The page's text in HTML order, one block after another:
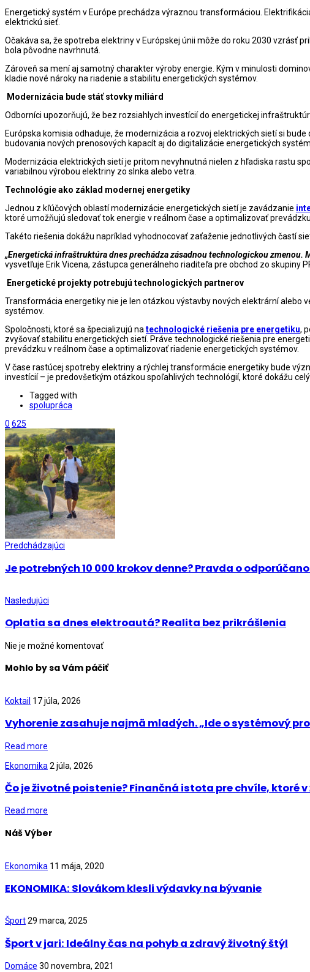
Energetický systém v Európe prechádza výraznou transformáciou.
elektrickú sieť.
Očakáva sa, že spotreba elektriny v Európskej únii môže do roku 2030 vzrásť
bola pôvodne navrhnutá.
Zároveň sa mení aj samotný charakter výroby energie. Kým v minulosti
kladie nové nároky na riadenie a stabilitu energetických systémov.
Modernizácia bude stáť stovky miliárd
Odborníci upozorňujú, že bez rozsiahlych investícií do energetickej
Európska komisia odhaduje, že modernizácia a rozvoj elektrických sietí si
budovania nových prenosových kapacít aj do digitalizácie energetických
Modernizácia elektrických sietí je pritom nevyhnutná nielen z hľadiska rastu
variabilnou výrobou elektriny zo slnka alebo vetra.
Technológie ako základ modernej energetiky
Jednou z kľúčových oblastí modernizácie energetických sietí je zavádzanie
ktoré umožňujú sledovať tok energie v reálnom čase a optimalizovať
Takéto riešenia dokážu napríklad vyhodnocovať zaťaženie jednotlivých častí
„Energetická infraštruktúra dnes prechádza zásadnou technologickou
vysvetľuje Erik Vicena, zástupca generálneho riaditeľa pre obchod zo skupiny
Energetické projekty potrebujú technologických partnerov
Transformácia energetiky nie je len otázkou výstavby nových elektrární alebo
systémov.
Spoločnosti, ktoré sa špecializujú natechnologické riešenia pre energetiku,
zvyšovať stabilitu energetických sietí. Práve technologické riešenia pre
prevádzku v reálnom čase a optimalizovať riadenie energetických systémov.
V čase rastúcej spotreby elektriny a rýchlej transformácie energetiky bude
investícií – je predovšetkým otázkou spoľahlivých technológií, ktoré dokážu
Tagged with
spolupráca
0 625
Predchádzajúci
Je potrebných 10 000 krokov denne? Pravda o
Nasledujúci
Oplatia sa dnes elektroautá? Realita bez prikrášlenia
Nie je možné komentovať
Mohlo by sa Vám páčiť
Koktail 17 júla, 2026
Vyhorenie zasahuje najmä mladých. „Ide o systémový
Read more
Ekonomika 2 júla, 2026
Čo je životné poistenie? Finančná istota pre chvíle, ktoré
Read more
Náš Výber
Ekonomika 11 mája, 2020
EKONOMIKA: Slovákom klesli výdavky na bývanie
Šport29 marca, 2025
Šport v jari: Ideálny čas na pohyb a zdravý životný štýl
Domáce 30 novembra, 2021